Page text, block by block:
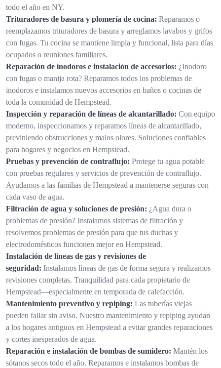
todo el año en NY.
Trituradores de basura y plomería de cocina: Reparamos o
reemplazamos trituradores de basura y arreglamos lavabos y grifos
con fugas. Tu cocina se mantiene limpia y funcional, lista para días
ocupados o reuniones familiares.
Reparación de inodoros e instalación de accesorios: ¿Inodoro
con fugas o manija rota? Reparamos todos los problemas de
inodoros e instalamos nuevos accesorios en baños o cocinas de
toda la comunidad de Hempstead.
Inspección y reparación de líneas de alcantarillado: Con equipo
moderno, inspeccionamos y reparamos líneas de alcantarillado,
previniendo obstrucciones y malos olores. Soluciones confiables
para hogares y negocios en Hempstead.
Pruebas y prevención de contraflujo: Protege tu agua potable
con pruebas regulares y servicios de prevención de contraflujo.
Ayudamos a las familias de Hempstead a mantenerse seguras con
cada vaso de agua.
Filtración de agua y soluciones de presión: ¿Agua dura o
problemas de presión? Instalamos sistemas de filtración y
resolvemos problemas de presión para que tus duchas y
electrodomésticos funcionen mejor en Hempstead.
Instalación de líneas de gas y revisiones de
seguridad: Instalamos líneas de gas de forma segura y realizamos
revisiones completas. Tranquilidad para cada propietario de
Hempstead—especialmente en temporada de calefacción.
Mantenimiento preventivo y repiping: Las tuberías viejas
pueden fallar sin aviso. Nuestro mantenimiento y repiping ayudan
a los hogares antiguos en Hempstead a evitar grandes reparaciones
y cortes inesperados de agua.
Reparación e instalación de bombas de sumidero: Mantén los
sótanos secos todo el año. Reparamos e instalamos bombas de